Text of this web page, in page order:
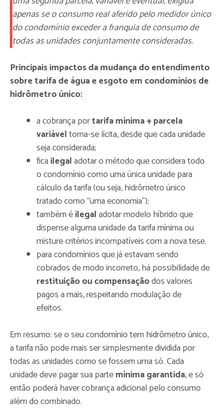
apenas se o consumo real aferido pelo medidor único
do condomínio exceder a franquia de consumo de
todas as unidades conjuntamente consideradas.
Principais impactos da mudança do entendimento
sobre tarifa de água e esgoto em condomínios de
hidrômetro único:
a cobrança portarifa mínima + parcela
variáveltorna-se lícita, desde que cada unidade
seja considerada;
fica ilegaladotar o método que considera todo
o condomínio como uma única unidade para
cálculo da tarifa (ou seja, hidrômetro único
tratado como “uma economia”);
também éilegaladotar modelo híbrido que
dispense alguma unidade da tarifa mínima ou
misture critérios incompatíveis com a nova tese.
para condomínios que já estavam sendo
cobrados de modo incorreto, há possibilidade de
restituição ou compensaçãodos valores
pagos a mais, respeitando modulação de
efeitos.
Em resumo: se o seu condomínio tem hidrômetro único,
a tarifa não pode mais ser simplesmente dividida por
todas as unidades como se fossem uma só. Cada
unidade deve pagar sua partemínima garantida, e só
então poderá haver cobrança adicional pelo consumo
além do combinado.